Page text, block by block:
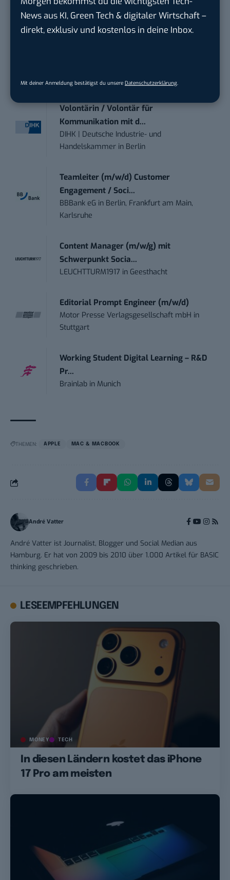
News aus KI, Green Tech & digitaler Wirtschaft –
direkt, exklusiv und kostenlos in deine Inbox.
Mit deiner Anmeldung bestätigst du unsere Datenschutzerklärung.
Anforderungs- und Projektmanager
touristische...
trendtours Holding GmbH inEschborn
Volontärin / Volontär für
Kommunikation mit d...
DIHK | Deutsche Industrie- und
Handelskammer in Berlin
Teamleiter (m/w/d) Customer
Engagement / Soci...
BBBank eG in Berlin, Frankfurt am Main,
Karlsruhe
Content Manager (m/w/g) mit
Schwerpunkt Socia...
LEUCHTTURM1917 in Geesthacht
Editorial Prompt Engineer (m/w/d)
Motor Presse Verlagsgesellschaft mbH in
Stuttgart
Working Student Digital Learning – R&D
Pr...
Brainlab in Munich
THEMEN: APPLE MAC & MACBOOK
André Vatter
André Vatter ist Journalist, Blogger und Social Median aus
Hamburg. Er hat von 2009 bis 2010 über 1.000 Artikel für BASIC
thinking geschrieben.
LESEEMPFEHLUNGEN
MONEY TECH
In diesen Ländern kostet das iPhone
17 Pro am meisten